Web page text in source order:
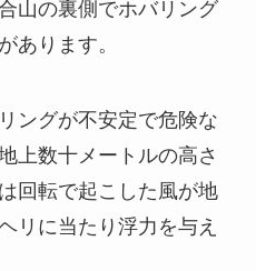
山の裏側でホバリング
あります。
ングが不安定で危険な
上数十メートルの高さ
回転で起こした風が地
リに当たり浮力を与え